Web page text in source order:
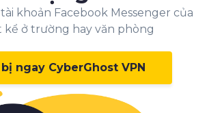
khoản Facebook Messenger của
kể ở trường hay văn phòng
ngay CyberGhost VPN